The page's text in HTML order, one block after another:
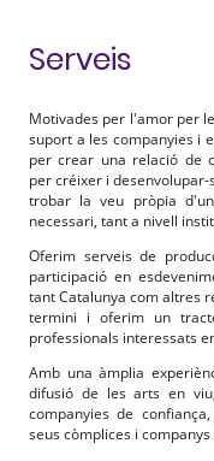
Serveis
Motivades per l'amor per
suport a les companyies i
per crear una relació de
per créixer i
trobar la veu pròpia
necessari, tant a nivell
Oferim serveis de
participació en
tant Catalunya com altres
termini i oferim un
professionals interessats
Amb una àmplia
difusió de les arts en
companyies de
seus còmplices i